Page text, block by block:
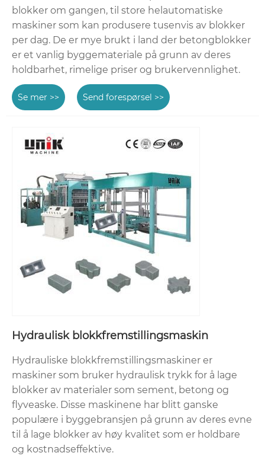
blokker om gangen, til store helautomatiske
maskiner som kan produsere tusenvis av blokker
per dag. De er mye brukt i land der betongblokker
er et vanlig byggemateriale på grunn av deres
holdbarhet, rimelige priser og brukervennlighet.
Se mer >> Send forespørsel >>
Hydraulisk blokkfremstillingsmaskin
Hydrauliske blokkfremstillingsmaskiner er
maskiner som bruker hydraulisk trykk for å lage
blokker av materialer som sement, betong og
flyveaske. Disse maskinene har blitt ganske
populære i byggebransjen på grunn av deres evne
til å lage blokker av høy kvalitet som er holdbare
og kostnadseffektive.